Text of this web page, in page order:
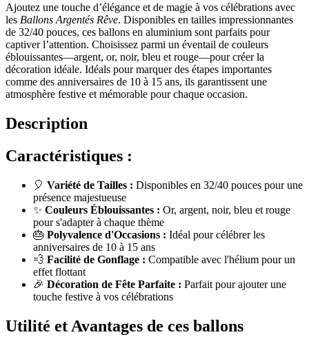
Ajoutez une touche d’élégance et de magie à vos célébrations avec
les Ballons Argentés Rêve. Disponibles en tailles impressionnantes
de 32/40 pouces, ces ballons en aluminium sont parfaits pour
captiver l’attention. Choisissez parmi un éventail de couleurs
éblouissantes—argent, or, noir, bleu et rouge—pour créer la
décoration idéale. Idéals pour marquer des étapes importantes
comme des anniversaires de 10 à 15 ans, ils garantissent une
atmosphère festive et mémorable pour chaque occasion.
Description
Caractéristiques :
🎈 Variété de Tailles : Disponibles en 32/40 pouces pour une
présence majestueuse
✨ Couleurs Éblouissantes : Or, argent, noir, bleu et rouge
pour s'adapter à chaque thème
🎂 Polyvalence d'Occasions : Idéal pour célébrer les
anniversaires de 10 à 15 ans
💨 Facilité de Gonflage : Compatible avec l'hélium pour un
effet flottant
🎉 Décoration de Fête Parfaite : Parfait pour ajouter une
touche festive à vos célébrations
Utilité et Avantages de ces ballons